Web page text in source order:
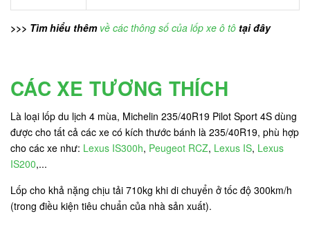
>>> Tìm hiểu thêm về các thông số của lốp xe ô tô tại đây
CÁC XE TƯƠNG THÍCH
Là loại lốp du lịch 4 mùa, Michelin 235/40R19 Pilot Sport 4S dùng
được cho tất cả các xe có kích thước bánh là 235/40R19, phù hợp
cho các xe như: Lexus IS300h, Peugeot RCZ, Lexus IS, Lexus
IS200,...
Lốp cho khả nặng chịu tải 710kg khi di chuyển ở tốc độ 300km/h
(trong điều kiện tiêu chuẩn của nhà sản xuất).